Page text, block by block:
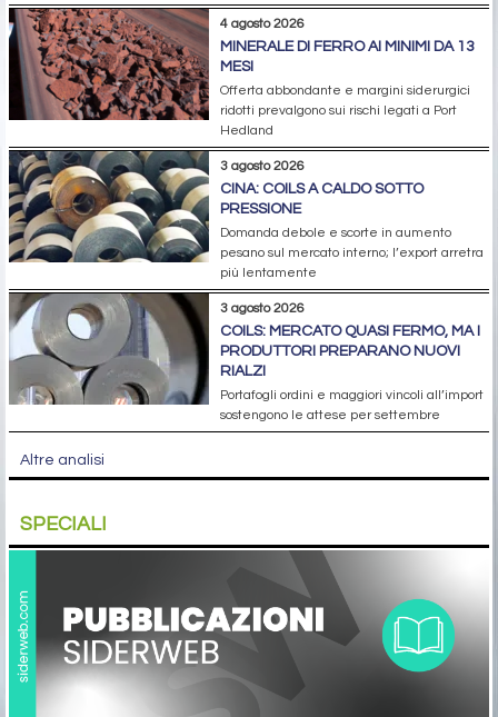
4 agosto 2026
MINERALE DI FERRO AI MINIMI DA 13
MESI
Offerta abbondante e margini siderurgici
ridotti prevalgono sui rischi legati a Port
Hedland
3 agosto 2026
CINA: COILS A CALDO SOTTO
PRESSIONE
Domanda debole e scorte in aumento
pesano sul mercato interno; l’export arretra
più lentamente
3 agosto 2026
COILS: MERCATO QUASI FERMO, MA I
PRODUTTORI PREPARANO NUOVI
RIALZI
Portafogli ordini e maggiori vincoli all’import
sostengono le attese per settembre
Altre analisi
SPECIALI